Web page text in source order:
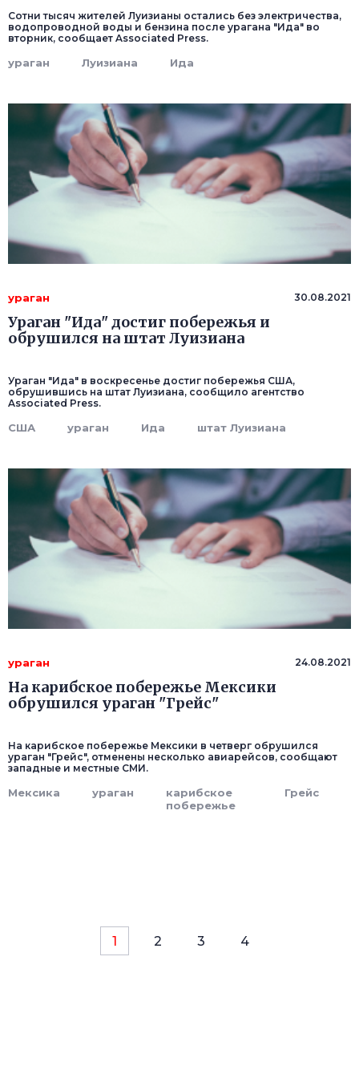
Сотни тысяч жителей Луизианы остались без электричества,
водопроводной воды и бензина после урагана "Ида" во
вторник, сообщает Associated Press.
ураган Луизиана Ида
ураган 30.08.2021
Ураган "Ида" достиг побережья и
обрушился на штат Луизиана
Ураган "Ида" в воскресенье достиг побережья США,
обрушившись на штат Луизиана, сообщило агентство
Associated Press.
США ураган Ида штат Луизиана
ураган 24.08.2021
На карибское побережье Мексики
обрушился ураган "Грейс"
На карибское побережье Мексики в четверг обрушился
ураган "Грейс", отменены несколько авиарейсов, сообщают
западные и местные СМИ.
Мексика ураган
карибское
побережье
Грейс
1 2 3 4